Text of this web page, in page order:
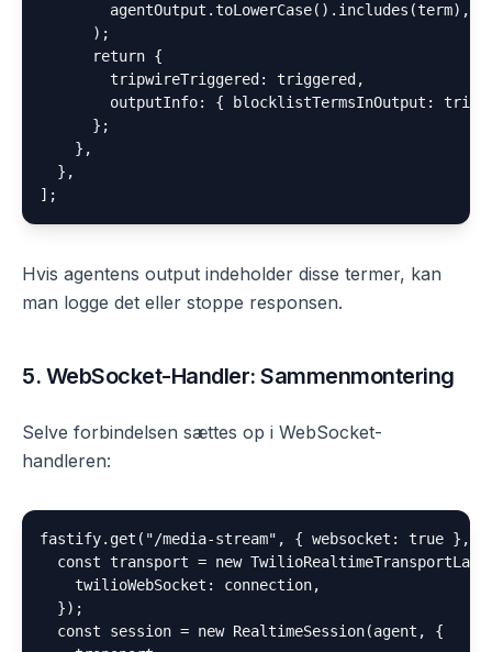
        agentOutput.toLowerCase().includes(term),
      );
      return {
        tripwireTriggered: triggered,
outputInfo: { blocklistTermsInOutput:
      };
    },
  },
Hvis agentens output indeholder disse termer, kan
man logge det eller stoppe responsen.
5. WebSocket-Handler: Sammenmontering
Selve forbindelsen sættes op i WebSocket-
handleren:
fastify.get("/media-stream", { websocket: true },
const transport = new
    twilioWebSocket: connection,
  });
  const session = new RealtimeSession(agent, {